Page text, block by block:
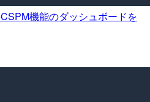
機能のダッシュボードを